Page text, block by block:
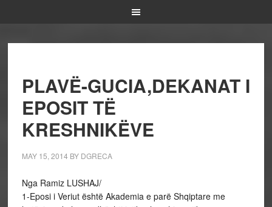
PLAVË-GUCIA,DEKANAT I
EPOSIT TË
KRESHNIKËVE
MAY 15, 2014 BY DGRECA
Nga Ramiz LUSHAJ/
1-Eposi i Veriut është Akademia e parë Shqiptare me